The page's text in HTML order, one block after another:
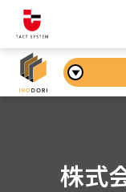
株式